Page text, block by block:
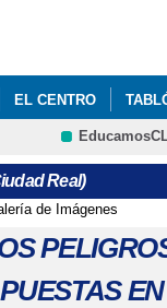
EL CENTRO
BANCO DE
EDUCACIÓN
Real)
de Imágenes